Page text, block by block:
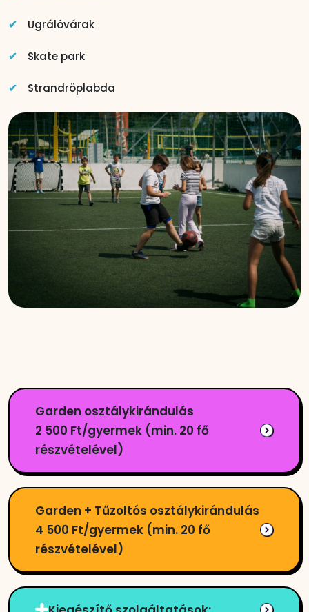
Ugrálóvárak
Skate park
Strandröplabda
Garden osztálykirándulás
2 500 Ft/gyermek (min. 20 fő
részvételével)
Garden + Tűzoltós osztálykirándulás
4 500 Ft/gyermek (min. 20 fő
részvételével)